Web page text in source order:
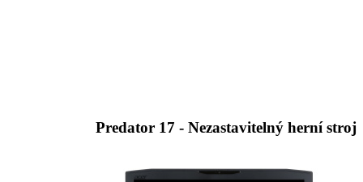
Predator 17 - Nezastavitelný herní stroj